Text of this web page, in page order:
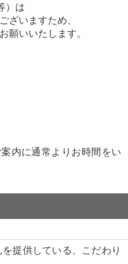
）は
ざいますため、
願いいたします。
内に通常よりお時間をい
提供している、こだわり